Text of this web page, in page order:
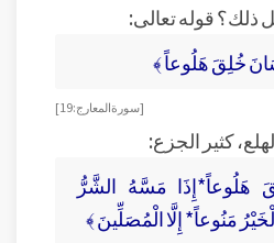
ذلك؟ قوله تعالى:
خُلِقَ هَلُوعاً ﴾
[ سورة المعارج : 19 ]
كثير الجزع:
هَلُوعاً*إِذَا مَسَّهُ الشَّرُّ
مَنُوعاً* إِلَّا الْمُصَلِّينَ ﴾